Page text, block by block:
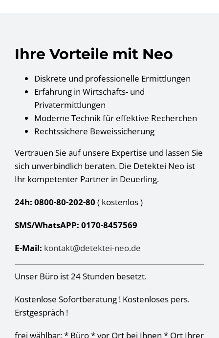
Ihre Vorteile mit Neo
Diskrete und professionelle Ermittlungen
Erfahrung in Wirtschafts- und
Privatermittlungen
Moderne Technik für effektive Recherchen
Rechtssichere Beweissicherung
Vertrauen Sie auf unsere Expertise und lassen Sie
sich unverbindlich beraten. Die Detektei Neo ist
Ihr kompetenter Partner in Deuerling.
24h: 0800-80-202-80 ( kostenlos)
SMS/WhatsAPP: 0170-8457569
E-Mail: kontakt@detektei-neo.de
Unser Büro ist 24 Stunden besetzt.
Kostenlose Sofortberatung ! Kostenloses pers.
Erstgespräch !
frei wählbar: * Büro * vor Ort bei Ihnen * Ort Ihrer